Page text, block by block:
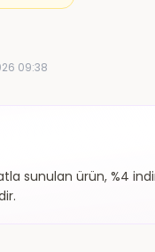
09:38
sunulan ürün, %4